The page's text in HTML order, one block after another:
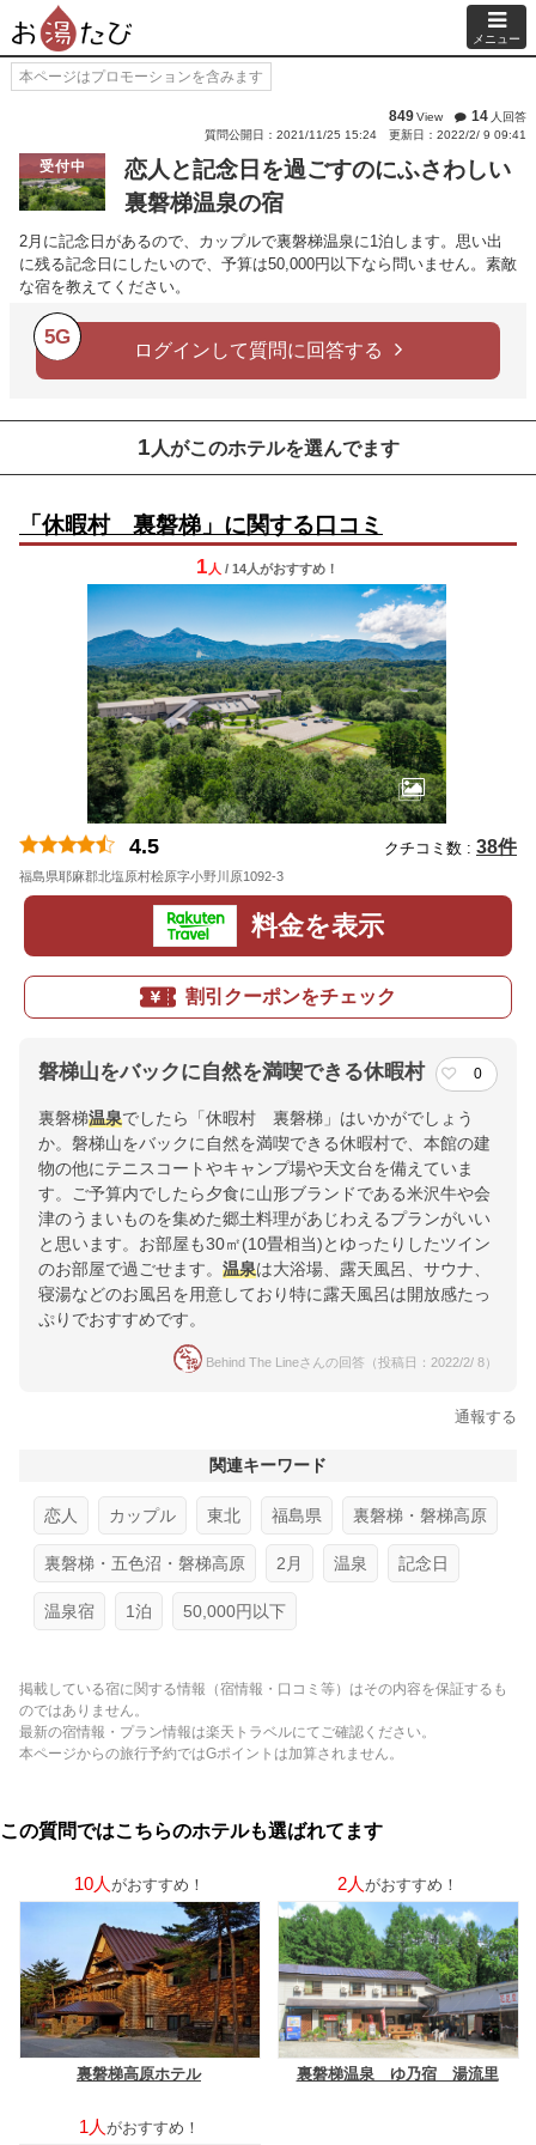
メニュー
本ページはプロモーションを含みます
849View 14 人回答
質問公開日：2021/11/25 15:24
更新日：2022/2/ 9 09:41
受付中
恋人と記念日を過ごすのにふさわしい
裏磐梯温泉の宿
2月に記念日があるので、カップルで裏磐梯温泉に1泊します。思い出
に残る記念日にしたいので、予算は50,000円以下なら問いません。素敵
な宿を教えてください。
5G
ログインして質問に回答する
1 人がこのホテルを選んでます
「休暇村 裏磐梯」に関する口コミ
1 人 / 14人がおすすめ！
4.5 クチコミ数 : 38件
福島県耶麻郡北塩原村桧原字小野川原1092-3
料金を表示
割引クーポンをチェック
磐梯山をバックに自然を満喫できる休暇村 0
裏磐梯温泉でしたら「休暇村 裏磐梯」はいかがでしょう
か。磐梯山をバックに自然を満喫できる休暇村で、本館の建
物の他にテニスコートやキャンプ場や天文台を備えていま
す。ご予算内でしたら夕食に山形ブランドである米沢牛や会
津のうまいものを集めた郷土料理があじわえるプランがいい
と思います。お部屋も30㎡(10畳相当)とゆったりしたツイン
のお部屋で過ごせます。 温泉は大浴場、露天風呂、サウナ、
寝湯などのお風呂を用意しており特に露天風呂は開放感たっ
ぷりでおすすめです。
Behind The Lineさんの回答（投稿日：2022/2/ 8）
通報する
関連キーワード
恋人 カップル 東北 福島県 裏磐梯・磐梯高原
裏磐梯・五色沼・磐梯高原 2月 温泉 記念日
温泉宿 1泊 50,000円以下
掲載している宿に関する情報（宿情報・口コミ等）はその内容を保証するも
のではありません。
最新の宿情報・プラン情報は楽天トラベルにてご確認ください。
本ページからの旅行予約ではGポイントは加算されません。
この質問ではこちらのホテルも選ばれてます
10人 がおすすめ！
裏磐梯高原ホテル
2人 がおすすめ！
裏磐梯温泉 ゆ乃宿 湯流里
1人 がおすすめ！